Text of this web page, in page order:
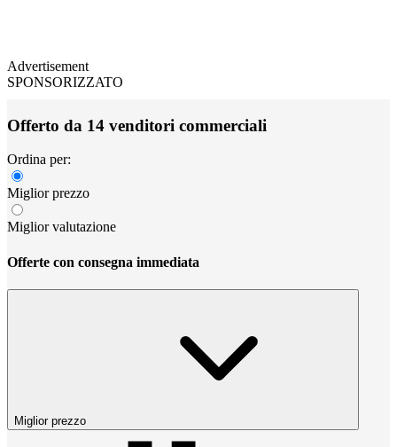
Advertisement
SPONSORIZZATO
Offerto da 14 venditori commerciali
Ordina per:
Miglior prezzo
Miglior valutazione
Offerte con consegna immediata
Miglior prezzo